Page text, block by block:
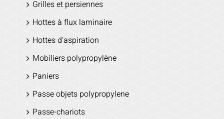
Grilles et persiennes
Hottes à flux laminaire
Hottes d'aspiration
Mobiliers polypropylène
Paniers
Passe objets polypropylene
Passe-chariots